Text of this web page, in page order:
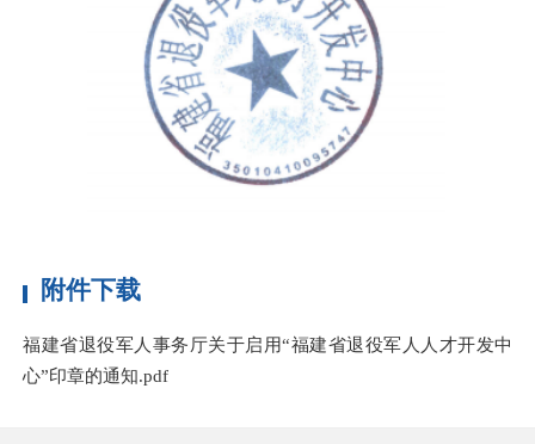
附件下载
福建省退役军人事务厅关于启用“福建省退役军人人才开发中
心”印章的通知.pdf